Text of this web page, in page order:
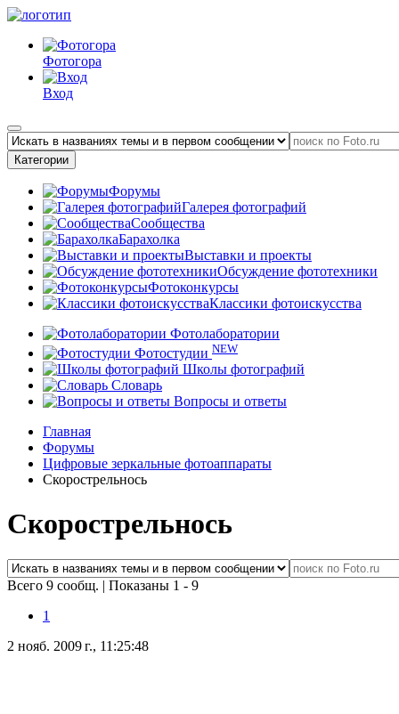
Фотогора
Вход
Категории
Форумы
Галерея фотографий
Сообщества
Барахолка
Выставки и проекты
Обсуждение фототехники
Фотоконкурсы
Классики фотоискусства
Фотолаборатории
Фотостудии NEW
Школы фотографий
Словарь
Вопросы и ответы
Главная
Форумы
Цифровые зеркальные фотоаппараты
Скорострельнось
Скорострельнось
Всего 9 сообщ. | Показаны 1 - 9
1
2 нояб. 2009 г., 11:25:48